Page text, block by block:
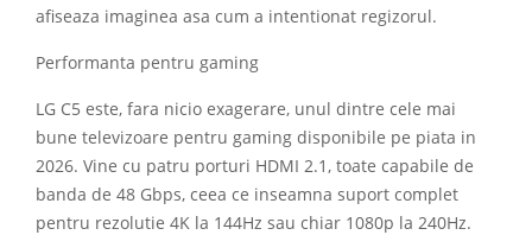
afiseaza imaginea asa cum a intentionat regizorul.
Performanta pentru gaming
LG C5 este, fara nicio exagerare, unul dintre cele mai
bune televizoare pentru gaming disponibile pe piata in
2026. Vine cu patru porturi HDMI 2.1, toate capabile de
banda de 48 Gbps, ceea ce inseamna suport complet
pentru rezolutie 4K la 144Hz sau chiar 1080p la 240Hz.